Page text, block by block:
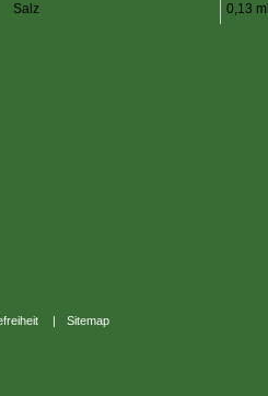
Salz 0,13 ml
| Sitemap